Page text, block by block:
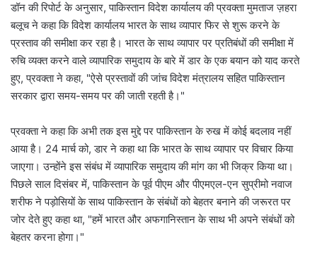
डॉन की रिपोर्ट के अनुसार, पाकिस्तान विदेश कार्यालय की प्रवक्ता मुमताज ज़हरा
बलूच ने कहा कि विदेश कार्यालय भारत के साथ व्यापार फिर से शुरू करने के
प्रस्ताव की समीक्षा कर रहा है। भारत के साथ व्यापार पर प्रतिबंधों की समीक्षा में
रुचि व्यक्त करने वाले व्यापारिक समुदाय के बारे में डार के एक बयान को याद करते
हुए, प्रवक्ता ने कहा, "ऐसे प्रस्तावों की जांच विदेश मंत्रालय सहित पाकिस्तान
सरकार द्वारा समय-समय पर की जाती रहती है।"
प्रवक्ता ने कहा कि अभी तक इस मुद्दे पर पाकिस्तान के रुख में कोई बदलाव नहीं
आया है। 24 मार्च को, डार ने कहा था कि भारत के साथ व्यापार पर विचार किया
जाएगा। उन्होंने इस संबंध में व्यापारिक समुदाय की मांग का भी जिक्र किया था।
पिछले साल दिसंबर में, पाकिस्तान के पूर्व पीएम और पीएमएल-एन सुप्रीमो नवाज
शरीफ ने पड़ोसियों के साथ पाकिस्तान के संबंधों को बेहतर बनाने की जरूरत पर
जोर देते हुए कहा था, "हमें भारत और अफगानिस्तान के साथ भी अपने संबंधों को
बेहतर करना होगा।"